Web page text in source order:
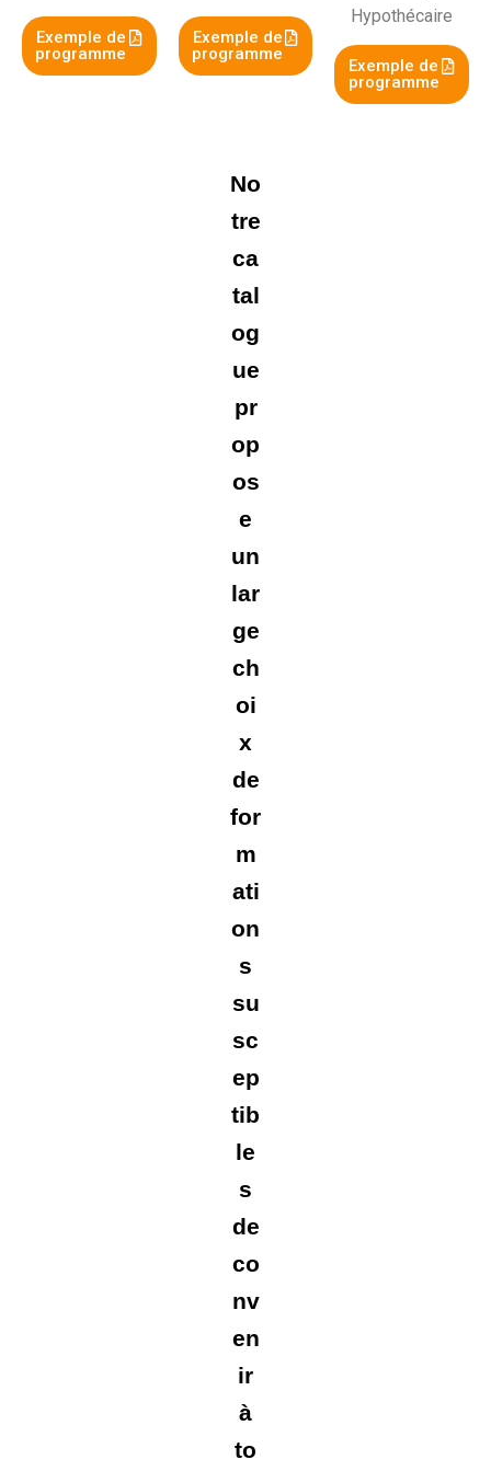
Exemple de
programme
Exemple de
programme
Hypothécaire
Exemple de
programme
No
tre
ca
tal
og
ue
pr
op
os
e
un
lar
ge
ch
oi
x
de
for
m
ati
on
s
su
sc
ep
tib
le
s
de
co
nv
en
ir
à
to